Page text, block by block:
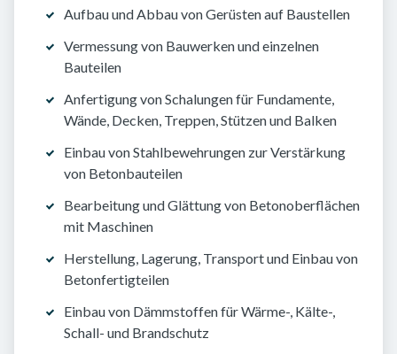
Aufbau und Abbau von Gerüsten auf Baustellen
Vermessung von Bauwerken und einzelnen
Bauteilen
Anfertigung von Schalungen für Fundamente,
Wände, Decken, Treppen, Stützen und Balken
Einbau von Stahlbewehrungen zur Verstärkung
von Betonbauteilen
Bearbeitung und Glättung von Betonoberflächen
mit Maschinen
Herstellung, Lagerung, Transport und Einbau von
Betonfertigteilen
Einbau von Dämmstoffen für Wärme-, Kälte-,
Schall- und Brandschutz